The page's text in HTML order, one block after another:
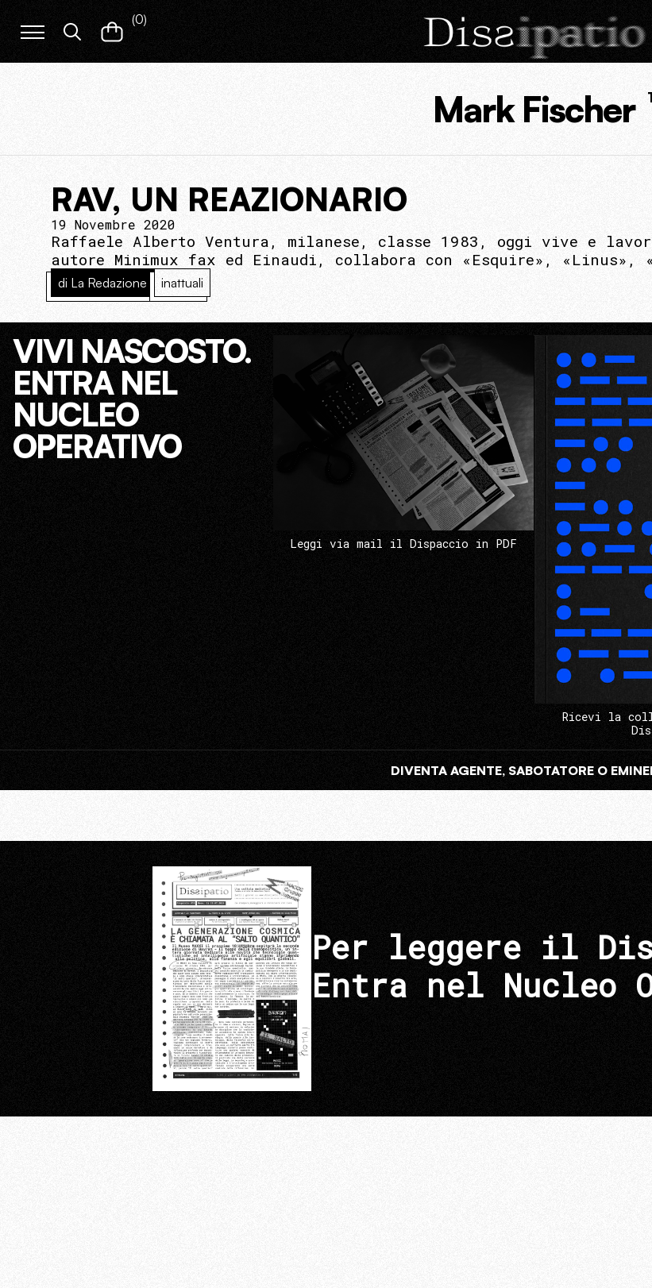
(0)
Mark Fischer 1
RAV, UN REAZIONARIO
19 Novembre 2020
Raffaele Alberto Ventura, milanese, classe 1983, oggi vive e
autore Minimux fax ed Einaudi, collabora con «Esquire», «Linus»,
di La Redazione inattuali
VIVI NASCOSTO.
ENTRA NEL
NUCLEO
OPERATIVO
Leggi via mail il Dispaccio in PDF
Ricevi la
DIVENTA AGENTE, SABOTATORE O
Per leggere il
Entra nel Nucleo